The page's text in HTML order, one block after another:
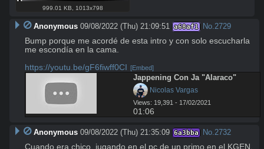
999.01 KB 1013x798
Anonymous 09/08/2022 (Thu) 21:09:51 a68af1 No. 2729
Bump porque me acordé de esta intro y con solo escucharla
me escondía en la cama.
https://youtu.be/gF6fiwff0CI
[Embed]
Jappening Con Ja "Alaraco"
Nicolas Vargas
Views: 19,391 - 17/02/2021
01:06
Anonymous 09/08/2022 (Thu) 21:35:09 6a3bba No. 2732
Cuando era chico, jugando en el pc de un primo en el KGEN,